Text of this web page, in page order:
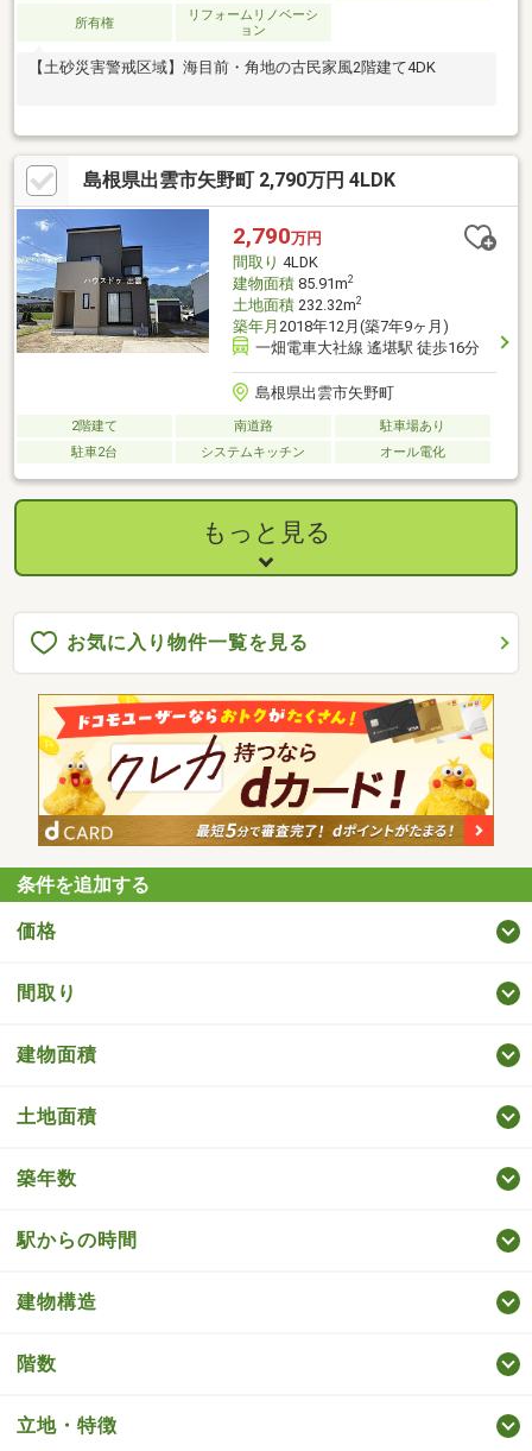
所有権
リフォームリノベーシ
ョン
【土砂災害警戒区域】海目前・角地の古民家風2階建て4DK
島根県出雲市矢野町 2,790万円 4LDK
2,790万円
間取り 4LDK
建物面積85.91m2
土地面積232.32m2
築年月 2018年12月(築7年9ヶ月)
一畑電車大社線 遙堪駅 徒歩16分
島根県出雲市矢野町
2階建て 南道路
駐車場あり
駐車2台
システムキッチン オール電化
もっと見る
お気に入り物件一覧を見る
条件を追加する
価格
間取り
建物面積
土地面積
築年数
駅からの時間
建物構造
階数
立地・特徴